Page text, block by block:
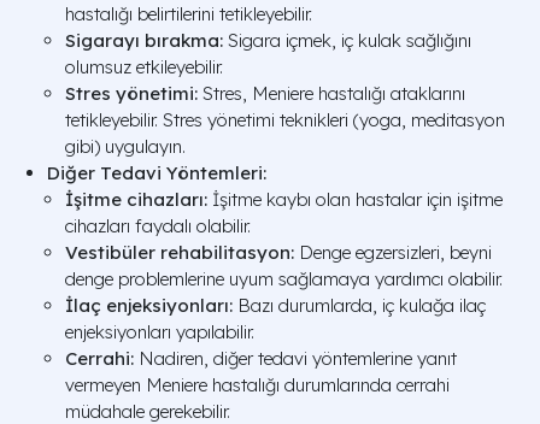
hastalığı belirtilerini tetikleyebilir.
Sigarayı bırakma: Sigara içmek, iç kulak sağlığını
olumsuz etkileyebilir.
Stres yönetimi: Stres, Meniere hastalığı ataklarını
tetikleyebilir. Stres yönetimi teknikleri (yoga, meditasyon
gibi) uygulayın.
Diğer Tedavi Yöntemleri:
İşitme cihazları: İşitme kaybı olan hastalar için işitme
cihazları faydalı olabilir.
Vestibüler rehabilitasyon: Denge egzersizleri, beyni
denge problemlerine uyum sağlamaya yardımcı olabilir.
İlaç enjeksiyonları: Bazı durumlarda, iç kulağa ilaç
enjeksiyonları yapılabilir.
Cerrahi: Nadiren, diğer tedavi yöntemlerine yanıt
vermeyen Meniere hastalığı durumlarında cerrahi
müdahale gerekebilir.